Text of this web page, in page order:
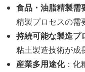
食品・油脂精製需
精製プロセスの需
持続可能な製造プ
粘土製造技術が成
産業多用途化：化